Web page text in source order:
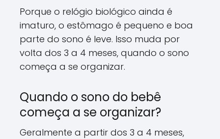
Porque o relógio biológico ainda é
imaturo, o estômago é pequeno e boa
parte do sono é leve. Isso muda por
volta dos 3 a 4 meses, quando o sono
começa a se organizar.
Quando o sono do bebê
começa a se organizar?
Geralmente a partir dos 3 a 4 meses,